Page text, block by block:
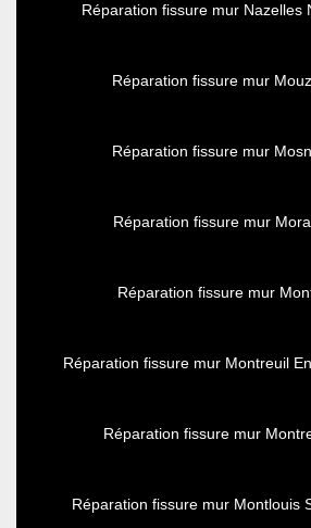
Réparation fissure mur Nazelles
Réparation fissure mur
Réparation fissure mur
Réparation fissure mur
Réparation fissure mur
Réparation fissure mur Montreuil
Réparation fissure mur
Réparation fissure mur Montlouis